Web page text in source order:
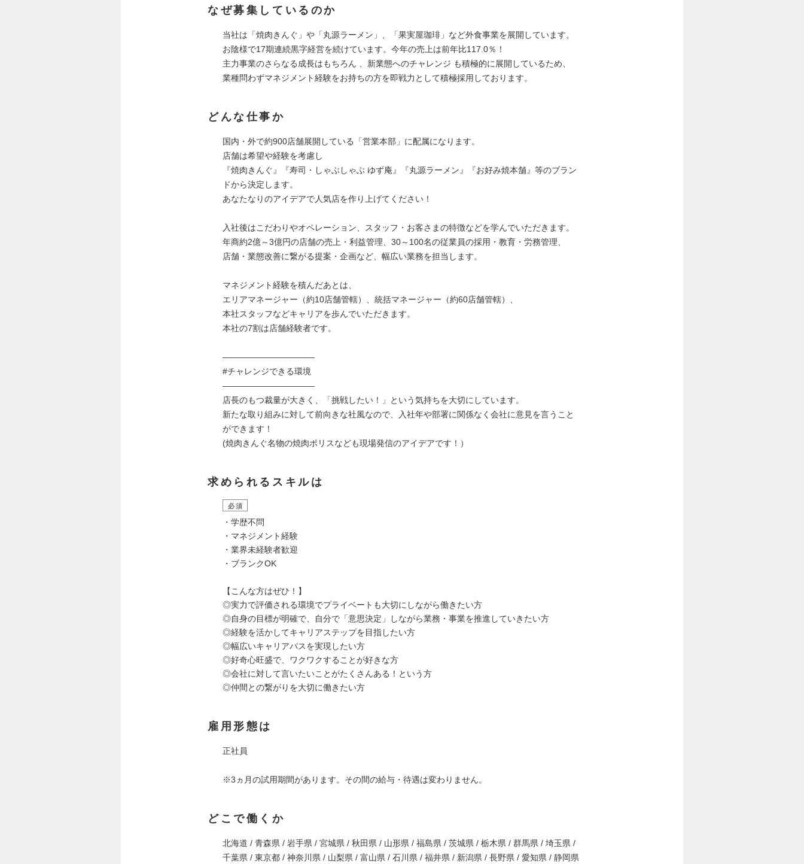
なぜ募集しているのか
当社は「焼肉きんぐ」や「丸源ラーメン」、「果実屋珈琲」など外食事業を展開しています。
お陰様で17期連続黒字経営を続けています。今年の売上は前年比117.0％！
主力事業のさらなる成長はもちろん 、新業態へのチャレンジ も積極的に展開しているため、
業種問わずマネジメント経験をお持ちの方を即戦力として積極採用しております。
どんな仕事か
国内・外で約900店舗展開している「営業本部」に配属になります。
店舗は希望や経験を考慮し
『焼肉きんぐ』『寿司・しゃぶしゃぶ ゆず庵』『丸源ラーメン』『お好み焼本舗』等のブラン
ドから決定します。
あなたなりのアイデアで人気店を作り上げてください！
入社後はこだわりやオペレーション、スタッフ・お客さまの特徴などを学んでいただきます。
年商約2億～3億円の店舗の売上・利益管理、30～100名の従業員の採用・教育・労務管理、
店舗・業態改善に繋がる提案・企画など、幅広い業務を担当します。
マネジメント経験を積んだあとは、
エリアマネージャー（約10店舗管轄）、統括マネージャー（約60店舗管轄）、
本社スタッフなどキャリアを歩んでいただきます。
本社の7割は店舗経験者です。
―――――――――――
#チャレンジできる環境
―――――――――――
店長のもつ裁量が大きく、「挑戦したい！」という気持ちを大切にしています。
新たな取り組みに対して前向きな社風なので、入社年や部署に関係なく会社に意見を言うこと
ができます！
(焼肉きんぐ名物の焼肉ポリスなども現場発信のアイデアです！）
求められるスキルは
必須
・学歴不問
・マネジメント経験
・業界未経験者歓迎
・ブランクOK
【こんな方はぜひ！】
◎実力で評価される環境でプライベートも大切にしながら働きたい方
◎自身の目標が明確で、自分で「意思決定」しながら業務・事業を推進していきたい方
◎経験を活かしてキャリアステップを目指したい方
◎幅広いキャリアパスを実現したい方
◎好奇心旺盛で、ワクワクすることが好きな方
◎会社に対して言いたいことがたくさんある！という方
◎仲間との繋がりを大切に働きたい方
雇用形態は
正社員
※3ヵ月の試用期間があります。その間の給与・待遇は変わりません。
どこで働くか
北海道 / 青森県 / 岩手県 / 宮城県 / 秋田県 / 山形県 / 福島県 / 茨城県 / 栃木県 / 群馬県 / 埼玉県 /
千葉県 / 東京都 / 神奈川県 / 山梨県 / 富山県 / 石川県 / 福井県 / 新潟県 / 長野県 / 愛知県 / 静岡県